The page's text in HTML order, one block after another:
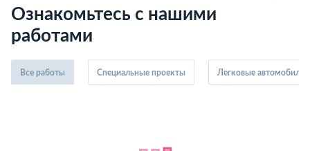
Ознакомьтесь с нашими
работами
Все работы Специальные проекты Легковые автомобили